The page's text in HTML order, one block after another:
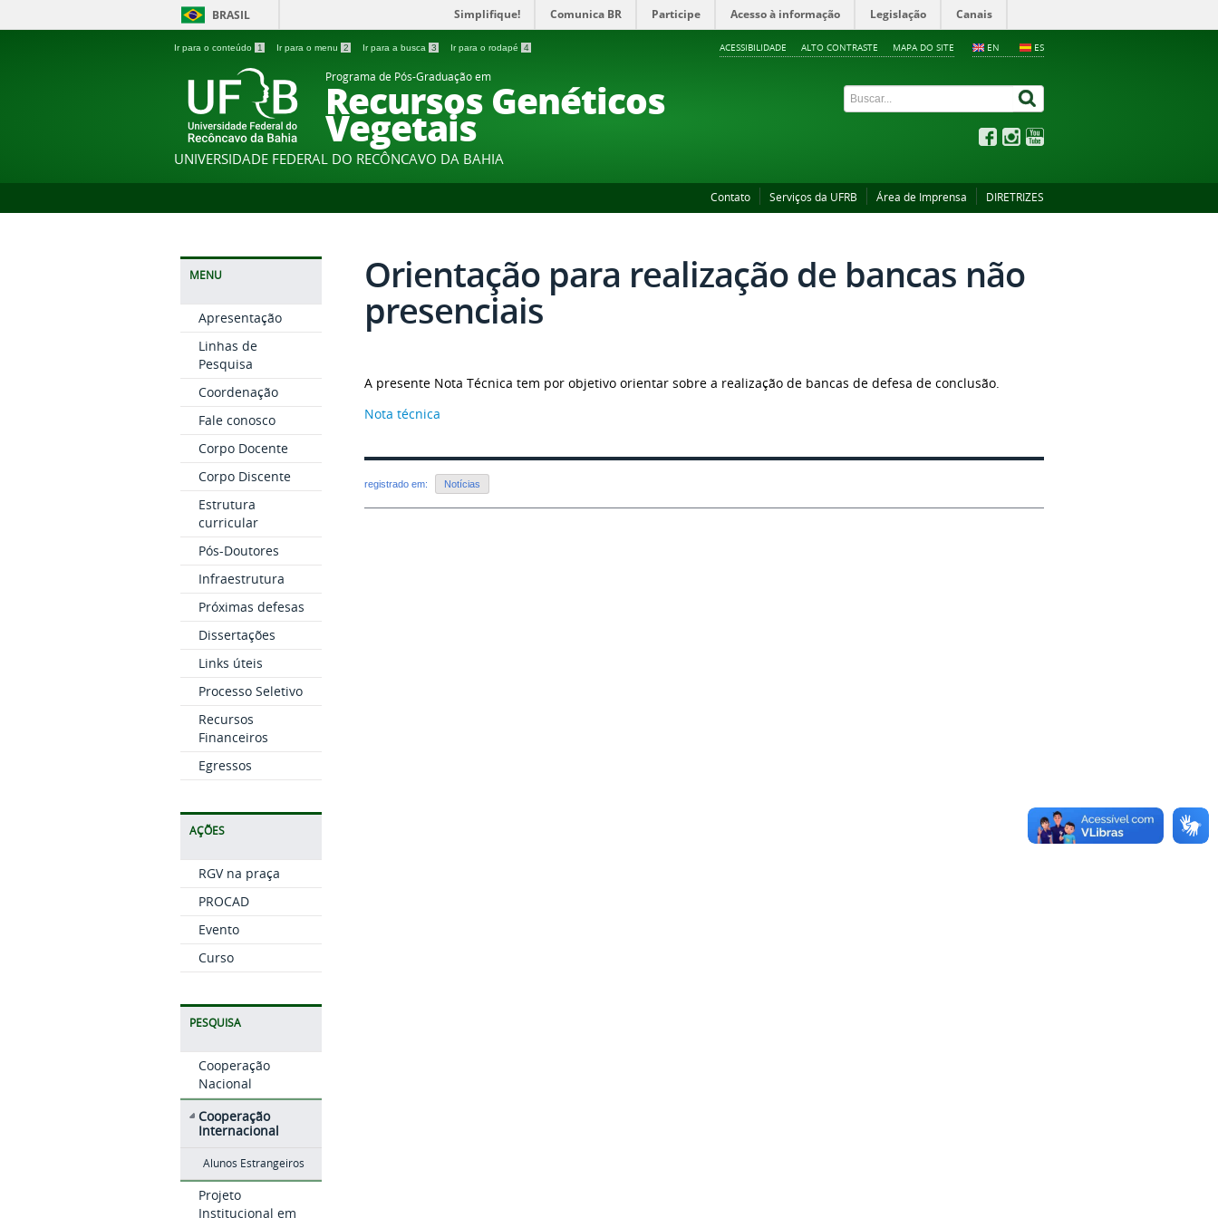
BRASIL Simplifique! Comunica BR Participe Acesso à informação Legislação Canais
Ir para o conteúdo 1 Ir para o menu 2 Ir para a busca 3 Ir para o rodapé 4 EN ES
ACESSIBILIDADE ALTO CONTRASTE MAPA DO SITE
Programa de Pós-Graduação em
Recursos Genéticos
Vegetais
UNIVERSIDADE FEDERAL DO RECÔNCAVO DA BAHIA
Contato Serviços da UFRB Área de Imprensa DIRETRIZES
MENU
Apresentação
Linhas de
Pesquisa
Coordenação
Fale conosco
Corpo Docente
Corpo Discente
Estrutura
curricular
Pós-Doutores
Infraestrutura
Próximas defesas
Dissertações
Links úteis
Processo Seletivo
Recursos
Financeiros
Egressos
AÇÕES
RGV na praça
PROCAD
Evento
Curso
PESQUISA
Cooperação
Nacional
Cooperação
Internacional
Alunos Estrangeiros
Projeto
Institucional em
Orientação para realização de bancas não
presenciais
A presente Nota Técnica tem por objetivo orientar sobre a realização de bancas de defesa de conclusão.
Nota técnica
registrado em: Notícias